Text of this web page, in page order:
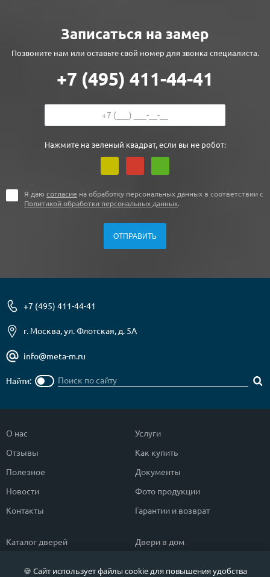
Записаться на замер
Позвоните нам или оставьте свой номер для звонка специалиста.
+7 (495) 411-44-41
Нажмите на зеленый квадрат, если вы не робот:
Я даю согласие на обработку персональных данных в соответствии с
Политикой обработки персональных данных.
+7 (495) 411-44-41
г. Москва, ул. Флотская, д. 5А
info@meta-m.ru
Найти:
О нас
Отзывы
Полезное
Новости
Контакты
Услуги
Как купить
Документы
Фото продукции
Гарантии и возврат
Каталог дверей
Двери в дом
🍪 Сайт использует файлы cookie для повышения удобства